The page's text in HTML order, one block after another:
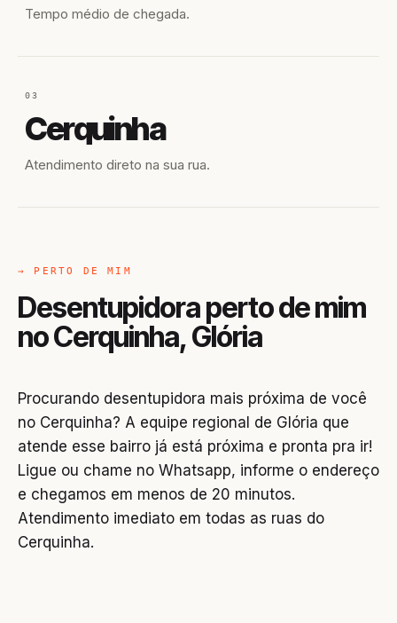
Tempo médio de chegada.
03
Cerquinha
Atendimento direto na sua rua.
→ PERTO DE MIM
Desentupidora perto de mim
no Cerquinha, Glória
Procurando desentupidora mais próxima de você
no Cerquinha? A equipe regional de Glória que
atende esse bairro já está próxima e pronta pra ir!
Ligue ou chame no Whatsapp, informe o endereço
e chegamos em menos de 20 minutos.
Atendimento imediato em todas as ruas do
Cerquinha.